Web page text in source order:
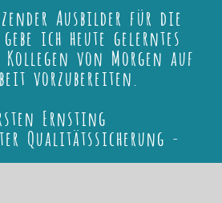
Ausbilder für die
ich heute gelerntes
von Morgen auf
vorzubereiten.
Ernsting
Qualitätssicherung -